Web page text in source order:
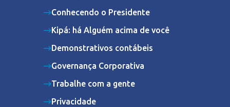
Conhecendo o Presidente
Kipá: há Alguém acima de você
Demonstrativos contábeis
Governança Corporativa
Trabalhe com a gente
Privacidade